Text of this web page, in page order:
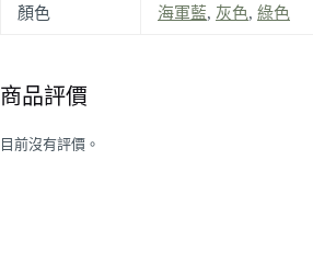
顏色 海軍藍, 灰色, 綠色
商品評價
目前沒有評價。